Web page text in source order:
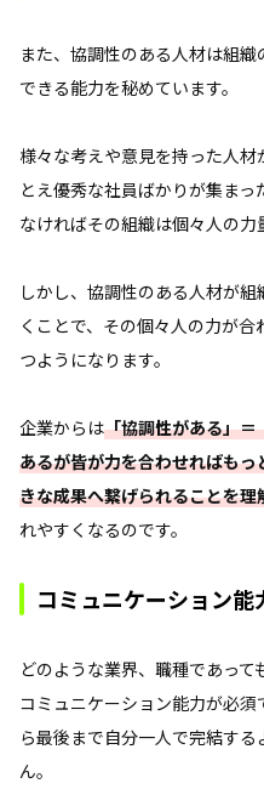
また、協調性のある人材は組
できる能力を秘めています。
様々な考えや意見を持った人
とえ優秀な社員ばかりが集ま
なければその組織は個々人の力
しかし、協調性のある人材が
くことで、その個々人の力が
つようになります。
企業からは「協調性がある」
あるが皆が力を合わせればも
きな成果へ繋げられることを理
れやすくなるのです。
コミュニケーション
どのような業界、職種であっ
コミュニケーション能力が必
ら最後まで自分一人で完結す
ん。